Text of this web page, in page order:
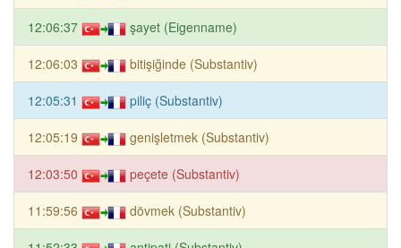
12:06:37 şayet (Eigenname)
12:06:03 bitişiğinde (Substantiv)
12:05:31 piliç (Substantiv)
12:05:19 genişletmek (Substantiv)
12:03:50 peçete (Substantiv)
11:59:56 dövmek (Substantiv)